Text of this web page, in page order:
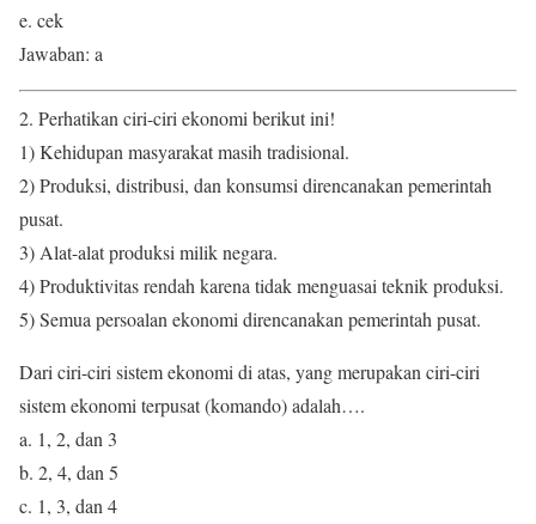
e. cek
Jawaban: a
2. Perhatikan ciri-ciri ekonomi berikut ini!
1) Kehidupan masyarakat masih tradisional.
2) Produksi, distribusi, dan konsumsi direncanakan pemerintah
pusat.
3) Alat-alat produksi milik negara.
4) Produktivitas rendah karena tidak menguasai teknik produksi.
5) Semua persoalan ekonomi direncanakan pemerintah pusat.
Dari ciri-ciri sistem ekonomi di atas, yang merupakan ciri-ciri
sistem ekonomi terpusat (komando) adalah….
a. 1, 2, dan 3
b. 2, 4, dan 5
c. 1, 3, dan 4